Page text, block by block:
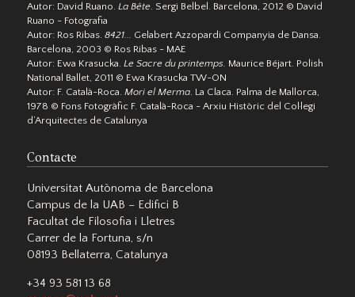
Autor: David Ruano. La Bête. Sergi Belbel. Barcelona, 2012 © David
Ruano - Fotografia
Autor: Ros Ribas. 8421... Gelabert Azzopardi Companyia de Dansa.
Barcelona, 2003 © Ros Ribas - MAE
Autor: Ewa Krasucka. Le Sacre du printemps. Maurice Béjart. Polish
National Ballet, 2011 © Ewa Krasucka TW-ON
Autor: F. Català-Roca. Mori el Merma. La Claca. Palma de Mallorca,
1978 © Fons Fotogràfic F. Català-Roca - Arxiu Històric del Col·legi
d’Arquitectes de Catalunya
Contacte
Universitat Autònoma de Barcelona
Campus de la UAB – Edifici B
Facultat de Filosofia i Lletres
Carrer de la Fortuna, s/n
08193 Bellaterra, Catalunya
+34 93 581 13 68